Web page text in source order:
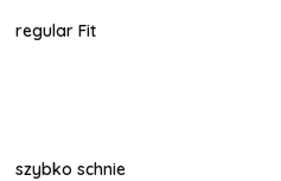
regular Fit
szybko schnie